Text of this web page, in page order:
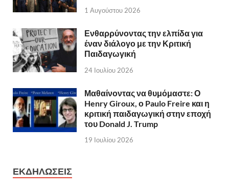
1 Αυγούστου 2026
Ενθαρρύνοντας την ελπίδα για
έναν διάλογο με την Κριτική
Παιδαγωγική
24 Ιουλίου 2026
Μαθαίνοντας να θυμόμαστε: Ο
Henry Giroux, ο Paulo Freire και η
κριτική παιδαγωγική στην εποχή
του Donald J. Trump
19 Ιουλίου 2026
ΕΚΔΗΛΩΣΕΙΣ